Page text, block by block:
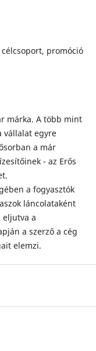
promóció
márka. A több mint
vállalat egyre
a már
- az Erős
a fogyasztók
láncolataként
eljutva a
a szerző a cég
elemzi.